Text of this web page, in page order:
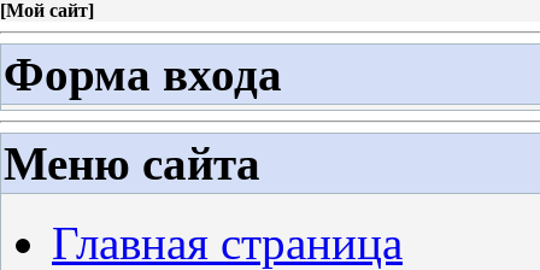
[Мой сайт]
Форма входа
Меню сайта
Главная страница